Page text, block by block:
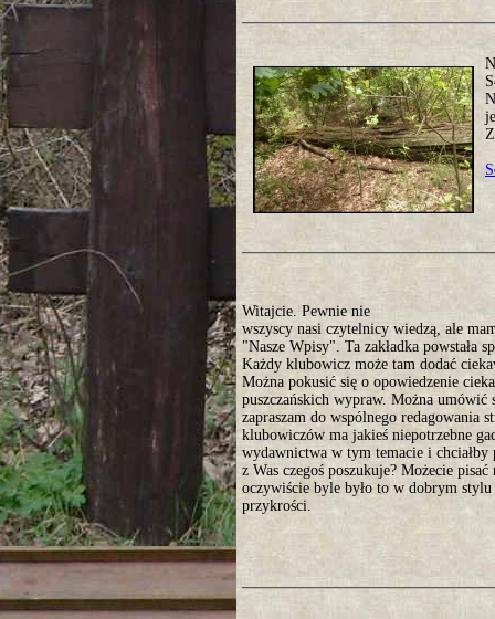
Witajcie. Pewnie nie
wszyscy nasi czytelnicy wiedzą, ale
"Nasze Wpisy". Ta zakładka powstała
Każdy klubowicz może tam dodać
Można pokusić się o opowiedzenie
puszczańskich wypraw. Można umówić
zapraszam do wspólnego redagowania
klubowiczów ma jakieś niepotrzebne
wydawnictwa w tym temacie i chciałby
z Was czegoś poszukuje? Możecie
oczywiście byle było to w dobrym
przykrości.